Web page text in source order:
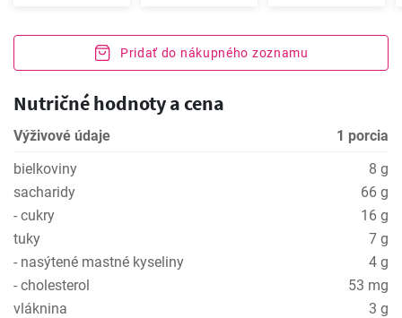
Pridať do nákupného zoznamu
Nutričné hodnoty a cena
Výživové údaje
1 porcia
bielkoviny
8 g
sacharidy
66 g
- cukry
16 g
tuky
7 g
- nasýtené mastné kyseliny
4 g
- cholesterol
53 mg
vláknina
3 g